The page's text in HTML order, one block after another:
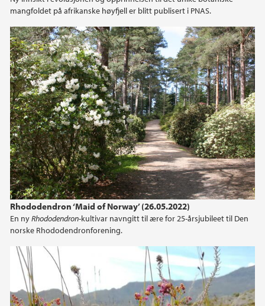
mangfoldet på afrikanske høyfjell er blitt publisert i PNAS.
Rhododendron ‘Maid of Norway’ (26.05.2022)
En nyRhododendron-kultivar navngitt til ære for 25-årsjubileet til Den
norske Rhododendronforening.